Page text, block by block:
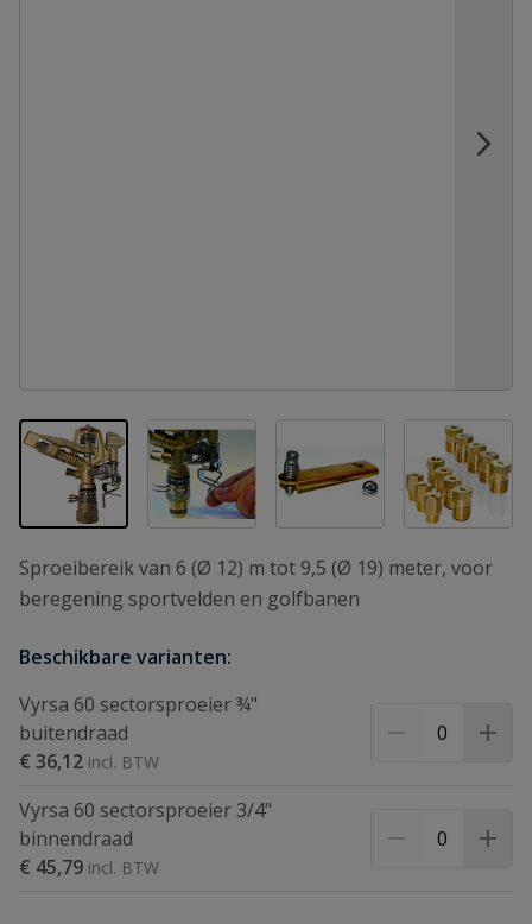
View larger imageView larger imageView larger imageView
Sproeibereik van 6 (Ø 12) m tot 9,5 (Ø 19) meter, voor
beregening sportvelden en golfbanen
Beschikbare varianten:
Vyrsa 60 sectorsproeier ¾"
buitendraad
€ 36,12
Vyrsa 60 sectorsproeier 3/4"
binnendraad
€ 45,79